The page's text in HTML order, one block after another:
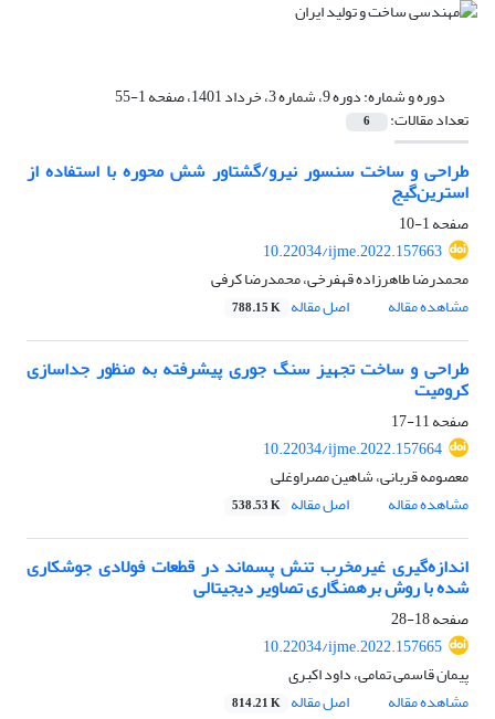
دوره و شماره:دوره 9، شماره 3، خرداد 1401، صفحه 1-55
تعداد مقالات: 6
طراحی و ساخت سنسور نیرو/گشتاور شش محوره با استفاده از
استرین‌گیج
صفحه1-10
10.22034/ijme.2022.157663
محمدرضا طاهرزاده قهفرخی، محمدرضا کرفی
مشاهده مقاله
اصل مقاله 788.15 K
طراحی و ساخت تجهیز سنگ جوری پیشرفته به منظور جداسازی
کرومیت
صفحه11-17
10.22034/ijme.2022.157664
معصومه قربانی، شاهین مصراوغلی
مشاهده مقاله
اصل مقاله 538.53 K
اندازه‌گیری غیرمخرب تنش پسماند در قطعات فولادی جوشکاری
شده با روش برهمنگاری تصاویر دیجیتالی
صفحه18-28
10.22034/ijme.2022.157665
پیمان قاسمی تمامی، داود اکبری
مشاهده مقاله
اصل مقاله 814.21 K